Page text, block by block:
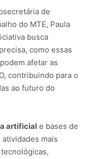
de
do MTE, Paula
busca
como essas
afetar as
contribuindo para o
ao futuro do
artificial e bases de
mais